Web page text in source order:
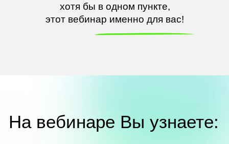
хотя бы в одном пункте,
этот вебинар именно для вас!
На вебинаре Вы узнаете: